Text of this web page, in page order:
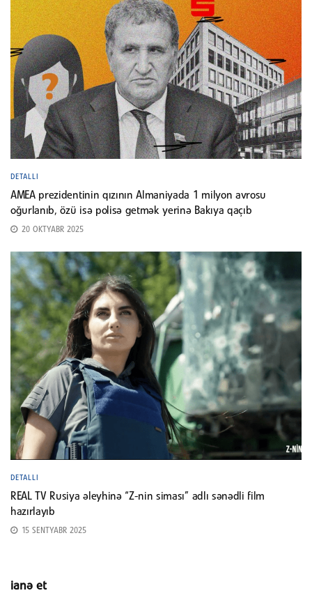
DETALLI
AMEA prezidentinin qızının Almaniyada 1 milyon avrosu
oğurlanıb, özü isə polisə getmək yerinə Bakıya qaçıb
20 OKTYABR 2025
DETALLI
REAL TV Rusiya əleyhinə “Z-nin siması” adlı sənədli film
hazırlayıb
15 SENTYABR 2025
ianə et